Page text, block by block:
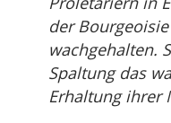
der
wachgehalten.
Spaltung das
Erhaltung ihrer